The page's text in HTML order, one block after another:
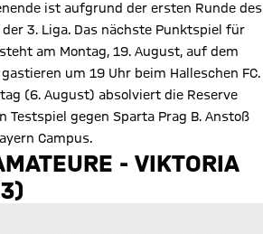
ist aufgrund der ersten Runde des
3. Liga. Das nächste Punktspiel für
am Montag, 19. August, auf dem
um 19 Uhr beim Halleschen FC.
(6. August) absolviert die Reserve
Testspiel gegen Sparta Prag B. Anstoß
Campus.
- VIKTORIA